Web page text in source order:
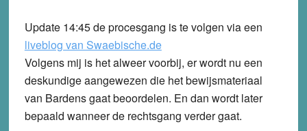
Update 14:45de procesgang is te volgen via een
liveblog van Swaebische.de
Volgens mij is het alweer voorbij, er wordt nu een
deskundige aangewezen die het bewijsmateriaal
van Bardens gaat beoordelen. En dan wordt later
bepaald wanneer de rechtsgang verder gaat.